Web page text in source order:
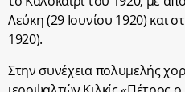
Λεύκη (29 Ιουνίου 1920) και
1920).
Στην συνέχεια πολυμελής